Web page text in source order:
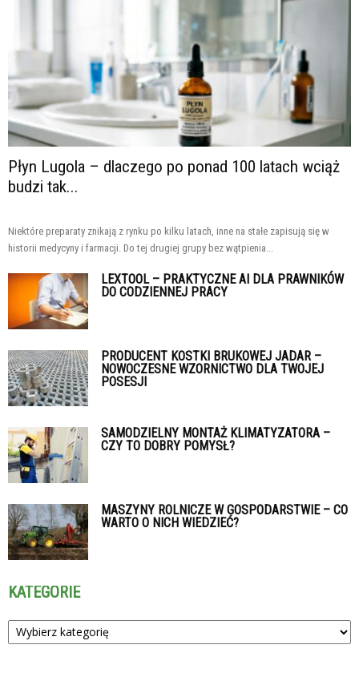
Płyn Lugola – dlaczego po ponad 100 latach wciąż
budzi tak...
Niektóre preparaty znikają z rynku po kilku latach, inne na stałe zapisują się w
historii medycyny i farmacji. Do tej drugiej grupy bez wątpienia...
LEXTOOL – PRAKTYCZNE AI DLA PRAWNIKÓW
DO CODZIENNEJ PRACY
PRODUCENT KOSTKI BRUKOWEJ JADAR –
NOWOCZESNE WZORNICTWO DLA TWOJEJ
POSESJI
SAMODZIELNY MONTAŻ KLIMATYZATORA –
CZY TO DOBRY POMYSŁ?
MASZYNY ROLNICZE W GOSPODARSTWIE – CO
WARTO O NICH WIEDZIEĆ?
KATEGORIE
Kategorie